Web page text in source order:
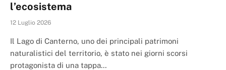
l’ecosistema
12 Luglio 2026
Il Lago di Canterno, uno dei principali patrimoni
naturalistici del territorio, è stato nei giorni scorsi
protagonista di una tappa…